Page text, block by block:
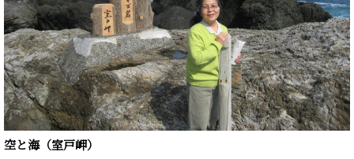
空と海（室戸岬）